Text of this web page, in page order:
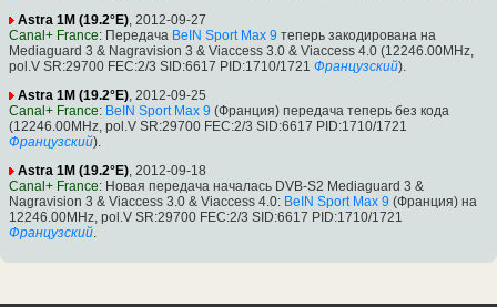
Astra 1M (19.2°E), 2012-09-27
Canal+ France: Передача BeIN Sport Max 9 теперь закодирована на
Mediaguard 3 & Nagravision 3 & Viaccess 3.0 & Viaccess 4.0 (12246.00MHz,
pol.V SR:29700 FEC:2/3 SID:6617 PID:1710/1721 Французский).
Astra 1M (19.2°E), 2012-09-25
Canal+ France: BeIN Sport Max 9 (Франция) передача теперь без кода
(12246.00MHz, pol.V SR:29700 FEC:2/3 SID:6617 PID:1710/1721
Французский).
Astra 1M (19.2°E), 2012-09-18
Canal+ France: Новая передача началась DVB-S2 Mediaguard 3 &
Nagravision 3 & Viaccess 3.0 & Viaccess 4.0: BeIN Sport Max 9 (Франция) на
12246.00MHz, pol.V SR:29700 FEC:2/3 SID:6617 PID:1710/1721
Французский.